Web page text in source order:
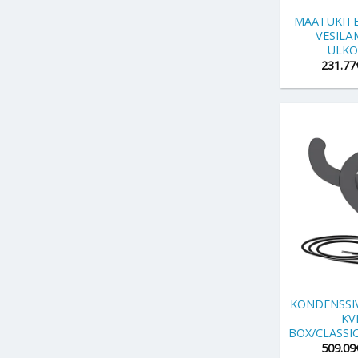
231.77
BOX/
509.09